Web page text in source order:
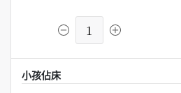
1
小孩佔床